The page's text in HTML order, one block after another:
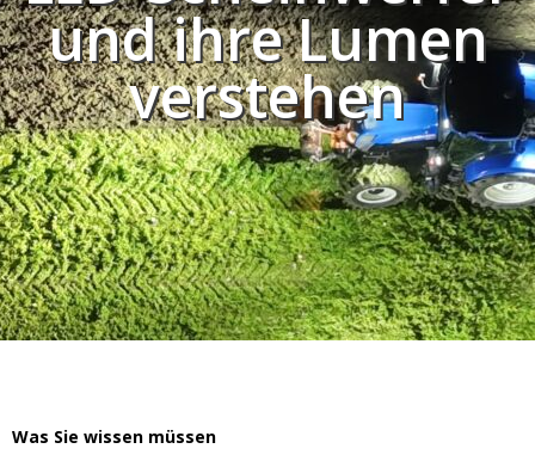
LED Beleuchtungssets
Sonstiges
Kostenlose Lichtplanung
FAQs – Häufig gestellte Fragen
Über uns
Agrarled Blog
Kontakt
+49(0)1520 5391500
Vorteilsverpackungen
LED Beleuchtungssets
Sonstiges
Kostenlose Lichtplanung
Alle anzeigen
und ihre Lumen
verstehen
Was Sie wissen müssen